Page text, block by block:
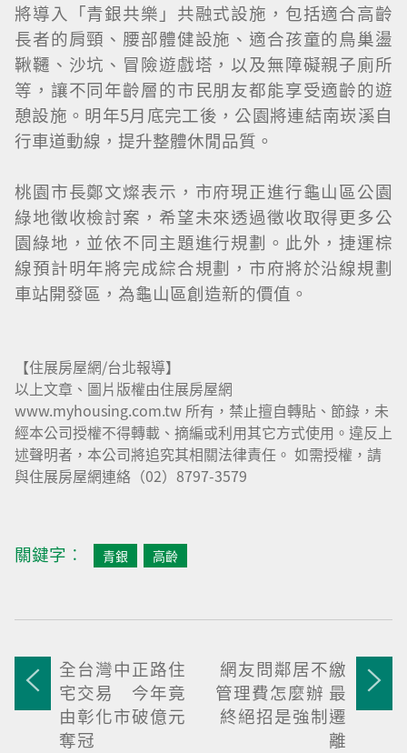
將導入「青銀共樂」共融式設施，包括適合高齡
長者的肩頸、腰部體健設施、適合孩童的鳥巢盪
鞦韆、沙坑、冒險遊戲塔，以及無障礙親子廁所
等，讓不同年齡層的市民朋友都能享受適齡的遊
憩設施。明年5月底完工後，公園將連結南崁溪自
行車道動線，提升整體休閒品質。
桃園市長鄭文燦表示，市府現正進行龜山區公園
綠地徵收檢討案，希望未來透過徵收取得更多公
園綠地，並依不同主題進行規劃。此外，捷運棕
線預計明年將完成綜合規劃，市府將於沿線規劃
車站開發區，為龜山區創造新的價值。
【住展房屋網/台北報導】
以上文章、圖片版權由住展房屋網
www.myhousing.com.tw 所有，禁止擅自轉貼、節錄，未
經本公司授權不得轉載、摘編或利用其它方式使用。違反上
述聲明者，本公司將追究其相關法律責任。 如需授權，請
與住展房屋網連絡（02）8797-3579
關鍵字︰ 青銀 高齡
全台灣中正路住
宅交易 今年竟
由彰化市破億元
奪冠
網友問鄰居不繳
管理費怎麼辦 最
終絕招是強制遷
離